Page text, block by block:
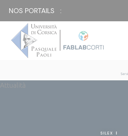
NOS PORTAILS :
Attualità
SILEX |